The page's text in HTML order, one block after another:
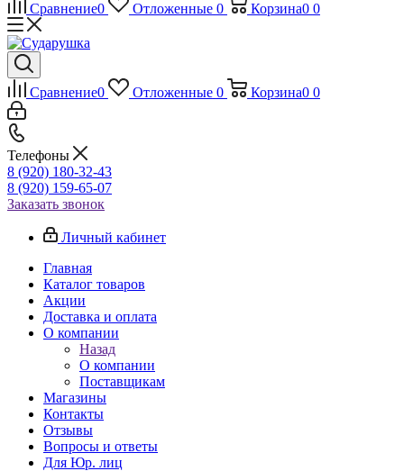
Сравнение0 Отложенные 0 Корзина0 0
Сравнение0 Отложенные 0 Корзина0 0
Телефоны
8 (920) 180-32-43
8 (920) 159-65-07
Заказать звонок
Личный кабинет
Главная
Каталог товаров
Акции
Доставка и оплата
О компании
Назад
О компании
Поставщикам
Магазины
Контакты
Отзывы
Вопросы и ответы
Для Юр. лиц